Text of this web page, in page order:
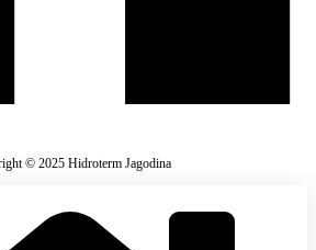
© 2025 Hidroterm Jagodina